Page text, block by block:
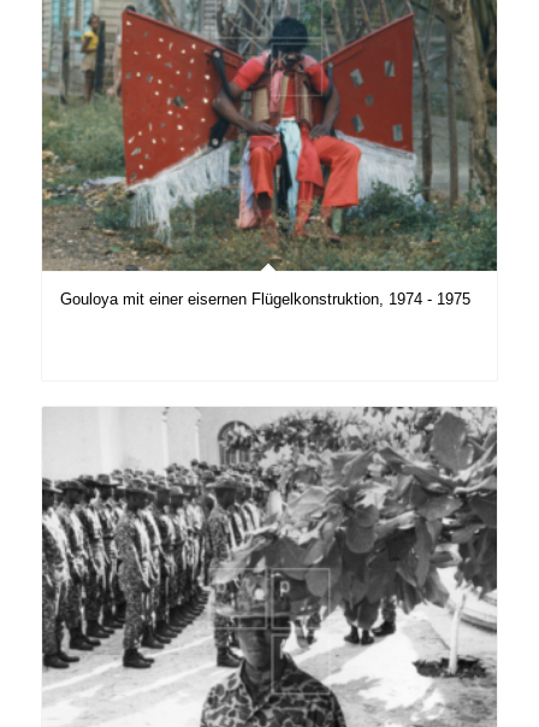
Gouloya mit einer eisernen Flügelkonstruktion, 1974 - 1975